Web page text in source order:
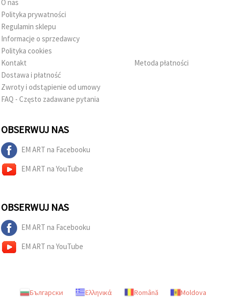
O nas
Polityka prywatności
Regulamin sklepu
Informacje o sprzedawcy
Polityka cookies
Kontakt
Dostawa i płatność
Zwroty i odstąpienie od umowy
FAQ - Często zadawane pytania
Metoda płatności
OBSERWUJ NAS
EM ART na Facebooku
EM ART na YouTube
OBSERWUJ NAS
EM ART na Facebooku
EM ART na YouTube
Български Ελληνικά Română Moldova